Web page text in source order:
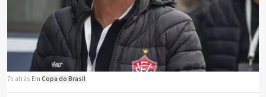
7h atrás Em Copa do Brasil